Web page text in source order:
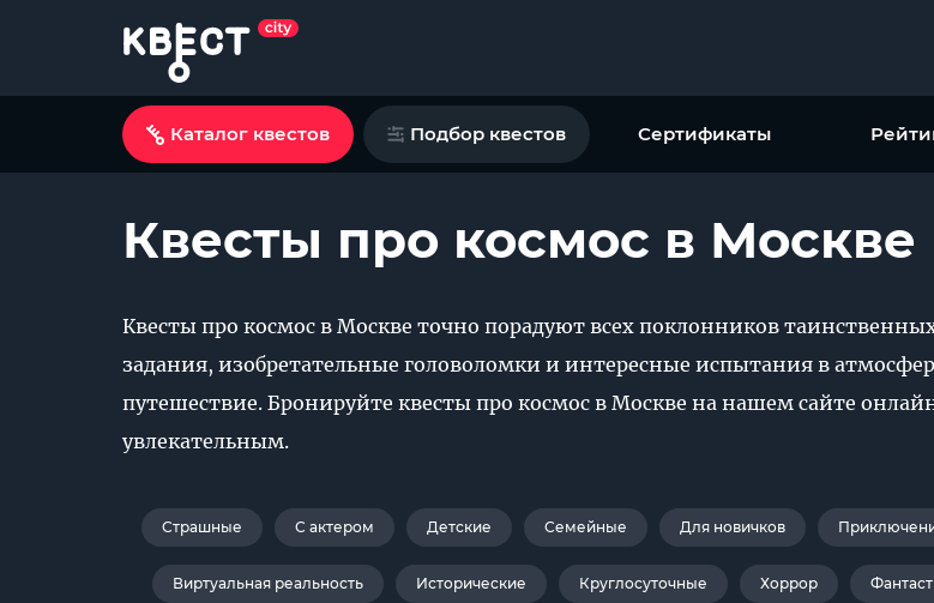
Каталог квестов Подбор квестов Сертификаты
Квесты про космос в Москве
Квесты про космос в Москве точно порадуют всех поклонников
задания, изобретательные головоломки и интересные испытания в
путешествие. Бронируйте квесты про космос в Москве на нашем сайте
увлекательным.
Страшные С актером Детские Семейные Для новичков
Виртуальная реальность Исторические Круглосуточные Хоррор